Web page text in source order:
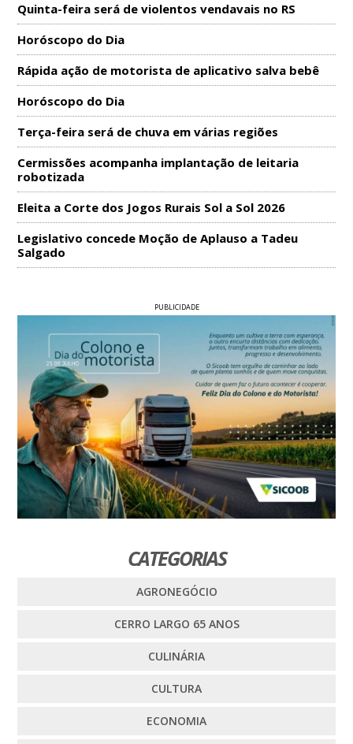
Quinta-feira será de violentos vendavais no RS
Horóscopo do Dia
Rápida ação de motorista de aplicativo salva bebê
Horóscopo do Dia
Terça-feira será de chuva em várias regiões
Cermissões acompanha implantação de leitaria
robotizada
Eleita a Corte dos Jogos Rurais Sol a Sol 2026
Legislativo concede Moção de Aplauso a Tadeu
Salgado
PUBLICIDADE
CATEGORIAS
AGRONEGÓCIO
CERRO LARGO 65 ANOS
CULINÁRIA
CULTURA
ECONOMIA